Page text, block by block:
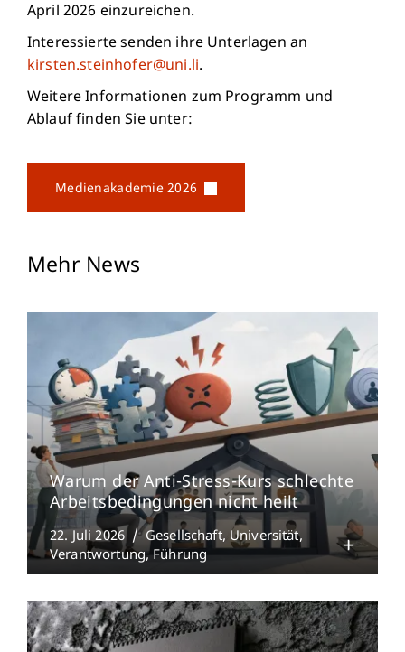
April 2026 einzureichen.
Interessierte senden ihre Unterlagen an
kirsten.steinhofer@uni.li.
Weitere Informationen zum Programm und
Ablauf finden Sie unter:
Medienakademie 2026
Mehr News
Warum der Anti-Stress-Kurs schlechte
Arbeitsbedingungen nicht heilt
22. Juli 2026 Gesellschaft Universität
Verantwortung Führung